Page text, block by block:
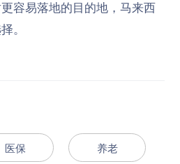
容易落地的目的地，马来西
。
医保 养老